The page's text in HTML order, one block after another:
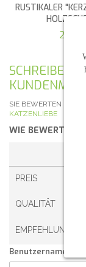
RUSTIKALER
2,20 €
SCHREIBEN
SIE BEWERTEN DEN
KATZENLIEBE
WIE BEWERTEN
PREIS
QUALITÄT
EMPFEHLUNG
Benutzername: